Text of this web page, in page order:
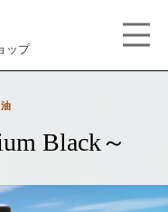
ップ
Black～